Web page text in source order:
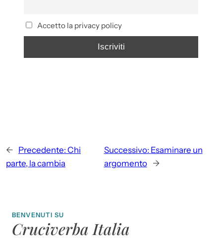
Accetto la privacy policy
← Precedente: Chi
parte, la cambia
Successivo: Esaminare un
argomento
→
BENVENUTI SU
Cruciverba Italia